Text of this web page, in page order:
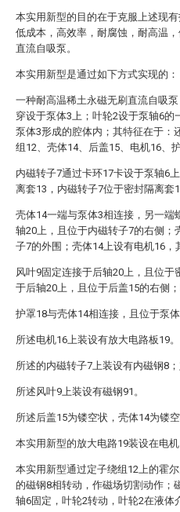
本实用新型的目的在于克服上述现
低成本，高效率，耐腐蚀，耐高温
直流自吸泵。
本实用新型是通过如下方式实现的：
一种耐高温稀土永磁无刷直流自吸
穿设于泵体3上；叶轮2设于泵轴6
泵体3形成的腔体内；其特征在于：
组12、壳体14、后盖15、电机16、
内磁转子7通过卡环17卡设于泵轴6
离套13，内磁转子7位于密封隔离套
壳体14一端与泵体3相连接，另一
轴20上，且位于内磁转子7的右侧
子7的外围；壳体14上设有电机16，
风叶9固定连接于后轴20上，且位
于后轴20上，且位于后盖15的右侧
护罩18与壳体14相连接，且位于泵
所述电机16上装设有放大电路板19。
所述的内磁转子7上装设有内磁钢8
所述风叶9上装设有磁钢91。
所述后盖15为镂空状，壳体14为镂空
本实用新型的放大电路19装设在电机
本实用新型通过定子绕组12上的霍
的磁钢8相转动，作磁场切割动作；
轴6固定，叶轮2转动，叶轮2在液体